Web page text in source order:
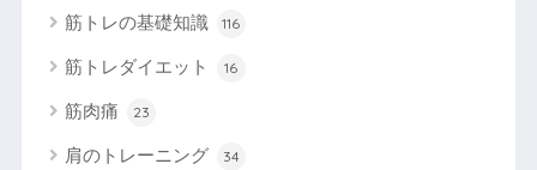
筋トレの基礎知識 116
筋トレダイエット 16
筋肉痛 23
肩のトレーニング 34